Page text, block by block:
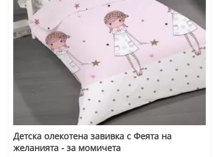
Детска олекотена завивка с Феята на
желанията - за момичета